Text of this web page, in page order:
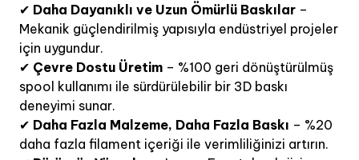
✔ Daha Dayanıklı ve Uzun Ömürlü Baskılar –
Mekanik güçlendirilmiş yapısıyla endüstriyel projeler
için uygundur.
✔ Çevre Dostu Üretim – %100 geri dönüştürülmüş
spool kullanımı ile sürdürülebilir bir 3D baskı
deneyimi sunar.
✔ Daha Fazla Malzeme, Daha Fazla Baskı – %20
daha fazla filament içeriği ile verimliliğinizi artırın.